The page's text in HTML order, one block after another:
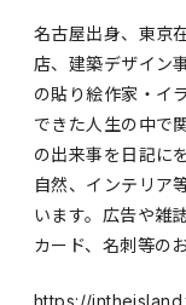
名古屋出身、東京
店、建築デザイン
の貼り絵作家・イ
できた人生の中で
の出来事を日記に
自然、インテリア
います。広告や雑
カード、名刺等の
https://